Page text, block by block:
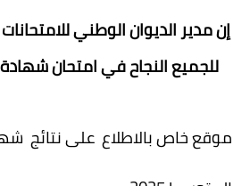
إن مدير الديوان الوطني
للجميع النجاح في امتحان
موقع خاص بالاطلاع على نتائج